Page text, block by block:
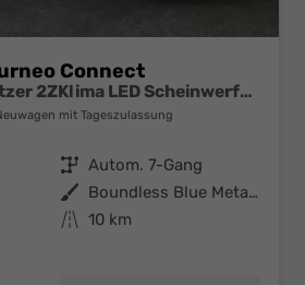
Connect
Titanium 2,0 7 Sitzer 2ZKlima LED Scheinwerfer Anhängerkupplung Sitzheizung Einparkhilfe Kamera 17 Zoll Leichtmetall ACC
mit Tageszulassung
Getriebe Autom. 7-Gang
Außenfarbe
Boundless Blue Metallic
Kilometerstand 10 km